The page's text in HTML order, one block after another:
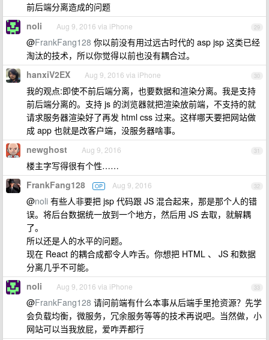
前后端分离造成的问题
29
noli Aug 9, 2016 via iPhone
@FrankFang128 你以前没有用过远古时代的 asp jsp 这类已经
淘汰的技术，所以你觉得以前也没有耦合过。
30
hanxiV2EX Aug 9, 2016 via iPhone
我的观点:即使不前后端分离，也要数据和渲染分离。我是支持
前后端分离的。支持 js 的浏览器就把渲染放前端，不支持的就
请求服务器渲染好了再发 html css 过来。这样哪天要把网站做
成 app 也就是改客户端，没服务器啥事。
31
newghost Aug 9, 2016
楼主字写得很有个性……
32
FrankFang128 OP Aug 9, 2016
@noli 有些人非要把 jsp 代码跟 JS 混合起来，那是那个人的错
误。将后台数据统一放到一个地方，然后用 JS 去取，就解耦
了。
所以还是人的水平的问题。
现在 React 的耦合成都令人咋舌。你想把 HTML 、 JS 和数据
分离几乎不可能。
33
noli Aug 9, 2016 via iPhone
@FrankFang128 请问前端有什么本事从后端手里抢资源？先学
会负载均衡，微服务，冗余服务等等的技术再说吧。当然做，小
网站可以当我放屁，爱咋弄都行